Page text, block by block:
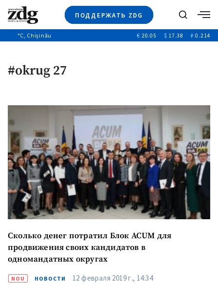
ПОДДЕРЖАТЬ ZDG
Новости
Видео
Выборы 2025
Поиск
°C, Chișinău € 20.05 $ 17.38 ₽ 0.214
#okrug 27
Сколько денег потратил Блок ACUM для
продвижения своих кандидатов в
одномандатных округах
NOU НОВОСТИ 12 февраля 2019 г., 14:34